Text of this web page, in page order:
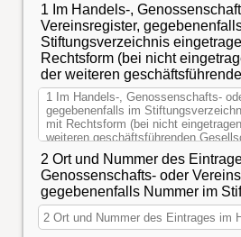
1 Im Handels-,
Vereinsregister,
Stiftungsverzeichnis
Rechtsform (bei nicht
der weiteren
2 Ort und Nummer des
Genossenschafts- oder